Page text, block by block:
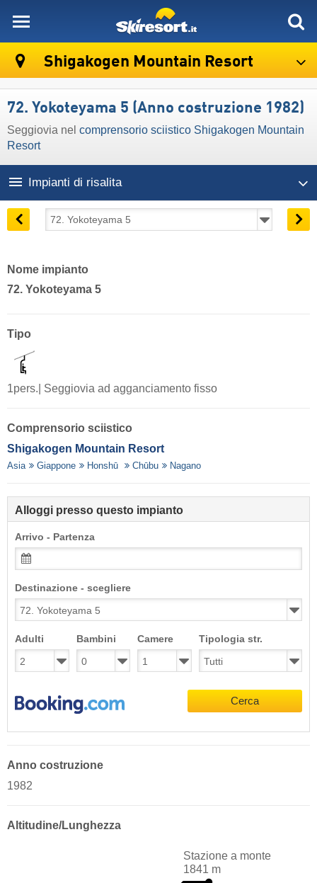
Shigakogen Mountain Resort
72. Yokoteyama 5 (Anno costruzione 1982)
Seggiovia nel comprensorio sciistico Shigakogen Mountain
Resort
Impianti di risalita
Nome impianto
72. Yokoteyama 5
Tipo
1pers.| Seggiovia ad agganciamento fisso
Comprensorio sciistico
Shigakogen Mountain Resort
Asia Giappone Honshū Chūbu Nagano
Alloggi presso questo impianto
Arrivo - Partenza
Destinazione - scegliere
Adulti Bambini Camere Tipologia str.
Cerca
Anno costruzione
1982
Altitudine/Lunghezza
Stazione a monte
1841 m